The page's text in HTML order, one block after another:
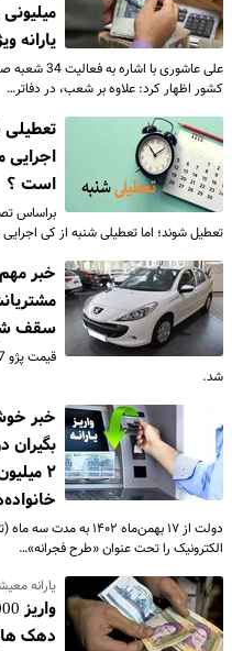
یارانه
کشور اظهار کرد: علاوه بر شعب، در دفاتر…
تعطیلی
است ؟
براساس
تعطیل شوند؛ اما تعطیلی شنبه از کی
خبر
سقف
شد.
خبر
بگیران
الکترونیک را تحت عنوان «طرح فجرانه»…
یارانه